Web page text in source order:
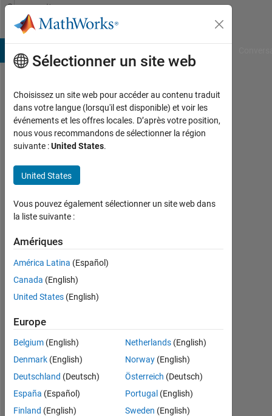
Passer au contenu
Community
Profile
Joel
Handy
Last
environ
2 ans il
|
depuis
2019
Followers:
0
Follow
Sélectionner un site web
Choisissez un site web pour accéder au contenu traduit
dans votre langue (lorsqu'il est disponible) et voir les
événements et les offres locales. D’après votre position,
nous vous recommandons de sélectionner la région
suivante :United States.
United States
Vous pouvez également sélectionner un site web dans
la liste suivante :
Amériques
América Latina (Español)
Canada (English)
United States (English)
Europe
Belgium (English)
Denmark (English)
Deutschland (Deutsch)
España (Español)
Finland (English)
Netherlands(English)
Norway(English)
Österreich (Deutsch)
Portugal (English)
Sweden (English)